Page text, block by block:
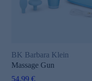
BK Barbara Klein
Massage Gun
54,99 €